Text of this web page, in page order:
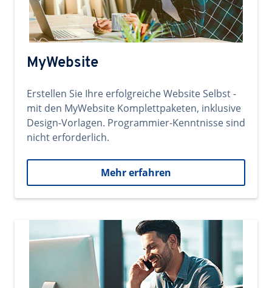
MyWebsite
Erstellen Sie Ihre erfolgreiche Website Selbst -
mit den MyWebsite Komplettpaketen, inklusive
Design-Vorlagen. Programmier-Kenntnisse sind
nicht erforderlich.
Mehr erfahren